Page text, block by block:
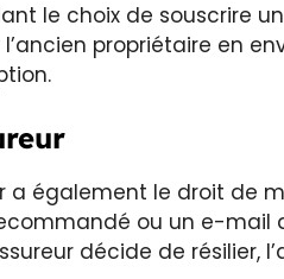
le choix de souscrire
propriétaire en
a également le droit de
ou un e-
décide de